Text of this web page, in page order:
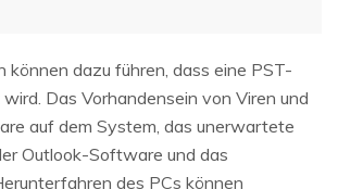
können dazu führen, dass eine PST-
Das Vorhandensein von Viren und
auf dem System, das unerwartete
Outlook-Software und das
des PCs können